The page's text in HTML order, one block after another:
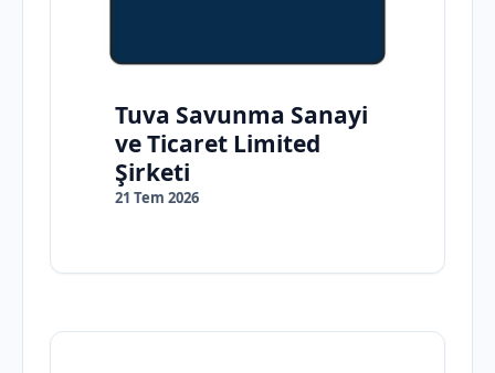
Tuva Savunma Sanayi
ve Ticaret Limited
Şirketi
21 Tem 2026